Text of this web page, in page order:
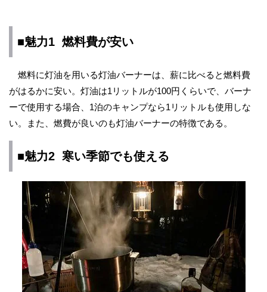
■魅力1 燃料費が安い
燃料に灯油を用いる灯油バーナーは、薪に比べると燃料費
がはるかに安い。灯油は1リットルが100円くらいで、バーナ
ーで使用する場合、1泊のキャンプなら1リットルも使用しな
い。また、燃費が良いのも灯油バーナーの特徴である。
■魅力2 寒い季節でも使える